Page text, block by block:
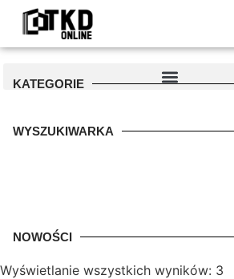
KATEGORIE
WYSZUKIWARKA
NOWOŚCI
Wyświetlanie wszystkich wyników: 3